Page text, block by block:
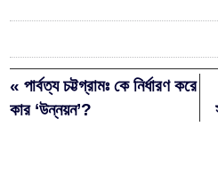
« পার্বত্য চট্টগ্রামঃ কে নির্ধারণ করে
কার ‘উন্নয়ন’?